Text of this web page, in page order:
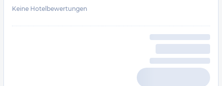
Keine Hotelbewertungen